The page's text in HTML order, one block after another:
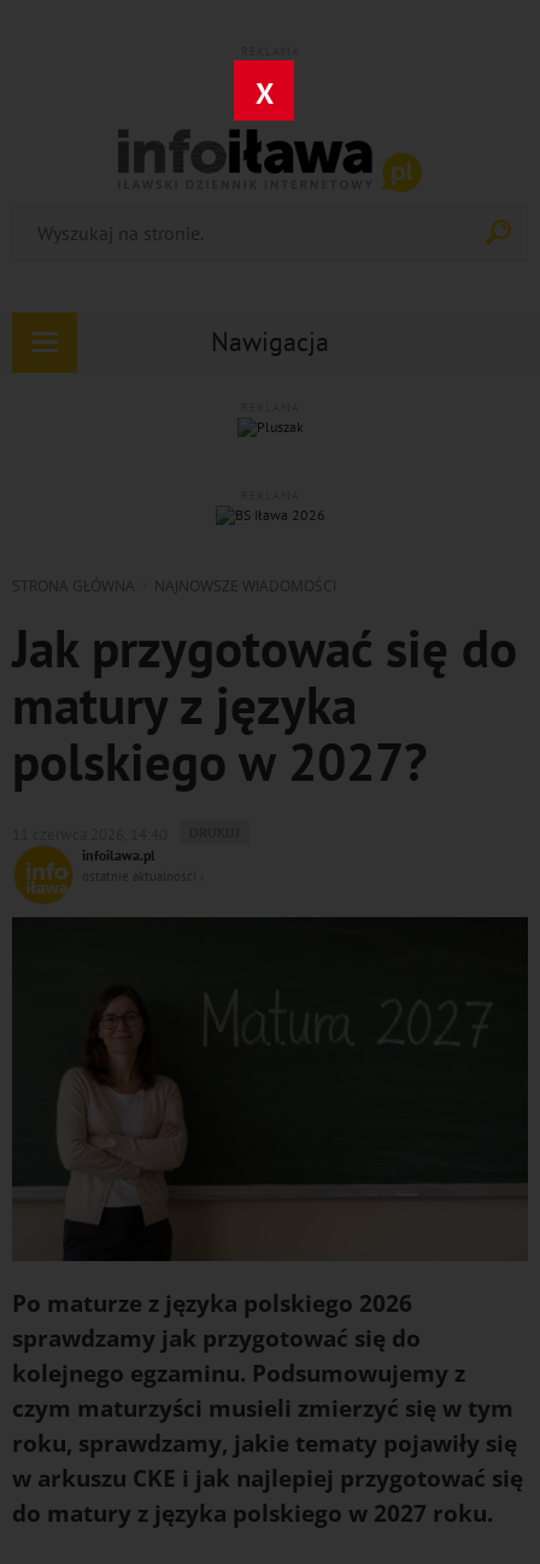
X
Nawigacja
Rozwiń
STRONA GŁÓWNA NAJNOWSZE WIADOMOŚCI
Jak przygotować się do
matury z języka
polskiego w 2027?
DO
infoilawa.pl
ostatnie aktualności ‹
Po maturze z języka polskiego 2026
sprawdzamy jak przygotować się do
kolejnego egzaminu. Podsumowujemy z
czym maturzyści musieli zmierzyć się w tym
roku, sprawdzamy, jakie tematy pojawiły się
w arkuszu CKE i jak najlepiej przygotować się
do matury z języka polskiego w 2027 roku.